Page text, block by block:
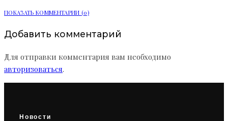
ПОКАЗАТЬ КОММЕНТАРИИ (0)
Добавить комментарий
Для отправки комментария вам необходимо
авторизоваться.
Новости